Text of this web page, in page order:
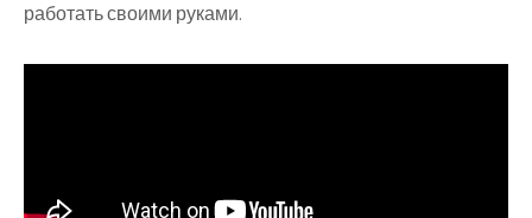
работать своими руками.